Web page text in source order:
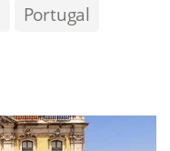
Portugal